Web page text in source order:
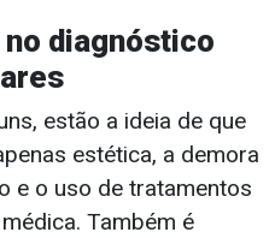
diagnóstico
estão a ideia de que
estética, a demora
e o uso de tratamentos
Também é